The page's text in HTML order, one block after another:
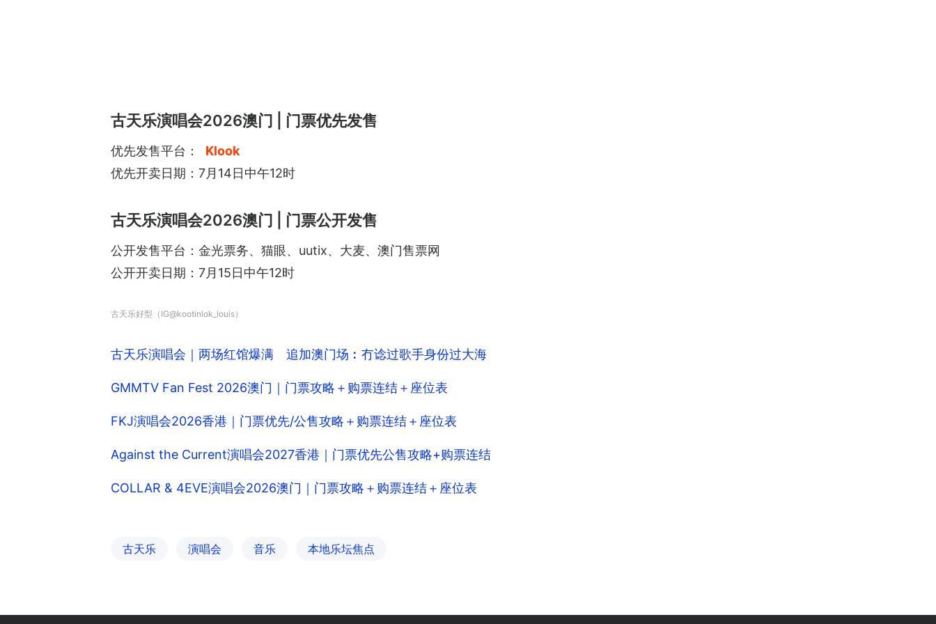
古天乐演唱会2026澳门 | 门票优先发售
优先发售平台：
Klook
优先开卖日期：7月14日中午12时
古天乐演唱会2026澳门 | 门票公开发售
公开发售平台：金光票务、猫眼、uutix、大麦、澳门售票网
公开开卖日期：7月15日中午12时
古天乐好型（IG@kootinlok_louis）
古天乐演唱会｜两场红馆爆满 追加澳门场︰冇谂过歌手身份过大海
GMMTV Fan Fest 2026澳门｜门票攻略＋购票连结＋座位表
FKJ演唱会2026香港｜门票优先/公售攻略＋购票连结＋座位表
Against the Current演唱会2027香港｜门票优先公售攻略+购票连结
COLLAR & 4EVE演唱会2026澳门｜门票攻略＋购票连结＋座位表
古天乐 演唱会 音乐 本地乐坛焦点